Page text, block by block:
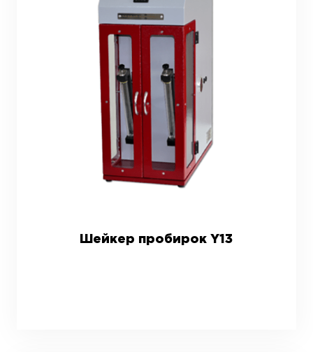
Шейкер пробирок Y13